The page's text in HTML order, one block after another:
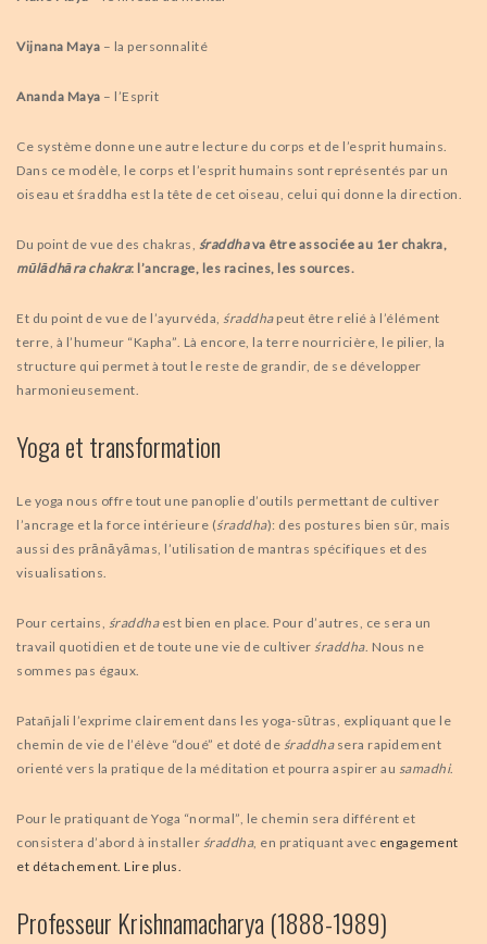
Vijnana Maya – la personnalité
Ananda Maya – l’Esprit
Ce système donne une autre lecture du corps et de l’esprit humains.
Dans ce modèle, le corps et l’esprit humains sont représentés par un
oiseau et śraddha est la tête de cet oiseau, celui qui donne la direction.
Du point de vue des chakras, śraddhava être associée au 1er chakra,
mūlādhāra chakra: l’ancrage, les racines, les sources.
Et du point de vue de l’ayurvéda, śraddhapeut être relié à l’élément
terre, à l’humeur “Kapha”. Là encore, la terre nourricière, le pilier, la
structure qui permet à tout le reste de grandir, de se développer
harmonieusement.
Yoga et transformation
Le yoga nous offre tout une panoplie d’outils permettant de cultiver
l’ancrage et la force intérieure (śraddha): des postures bien sûr, mais
aussi des prānāyāmas, l’utilisation de mantras spécifiques et des
visualisations.
Pour certains, śraddhaest bien en place. Pour d’autres, ce sera un
travail quotidien et de toute une vie de cultiver śraddha. Nous ne
sommes pas égaux.
Patañjali l’exprime clairement dans les yoga-sūtras, expliquant que le
chemin de vie de l’élève “doué” et doté de śraddhasera rapidement
orienté vers la pratique de la méditation et pourra aspirer au samadhi.
Pour le pratiquant de Yoga “normal”, le chemin sera différent et
consistera d’abord à installer śraddha, en pratiquant avec engagement
et détachement. Lire plus.
Professeur Krishnamacharya (1888-1989)